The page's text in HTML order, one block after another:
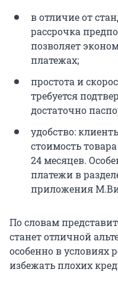
в отличие от
рассрочка
позволяет
платежах;
простота и
требуется
достаточно
удобство:
стоимость
24 месяцев.
платежи в
приложения
По словам
станет отличной
особенно в условиях
избежать плохих